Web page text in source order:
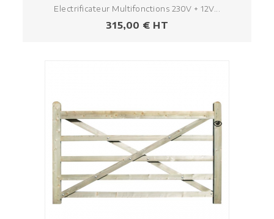
Electrificateur Multifonctions 230V + 12V...
Prezzo
315,00 € HT